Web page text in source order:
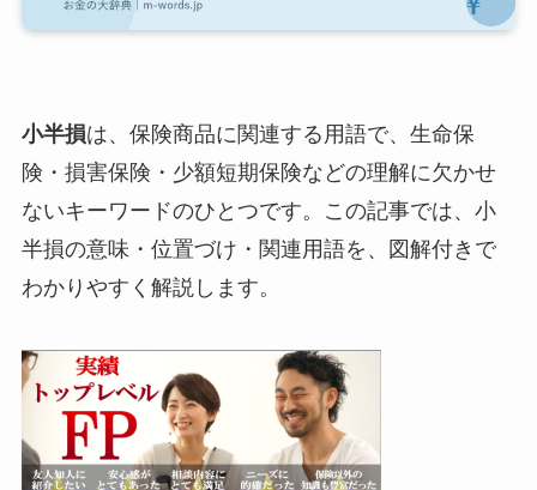
小半損は、保険商品に関連する用語で、生命保
険・損害保険・少額短期保険などの理解に欠かせ
ないキーワードのひとつです。この記事では、小
半損の意味・位置づけ・関連用語を、図解付きで
わかりやすく解説します。